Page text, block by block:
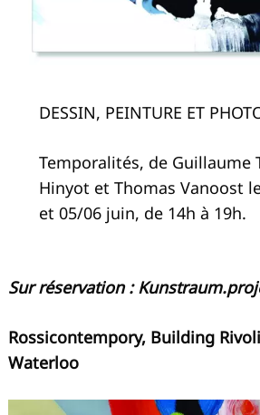
DESSIN, PEINTURE ET
Temporalités, de Guillaume
Hinyot et Thomas Vanoost
et 05/06 juin, de 14h à 19h.
Sur réservation :
Rossicontempory, Building
Waterloo